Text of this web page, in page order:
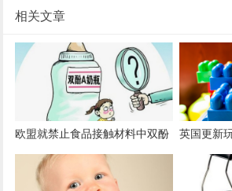
相关文章
欧盟就禁止食品接触材料中双酚
A和其他双酚磋商
英国更新
准一览表